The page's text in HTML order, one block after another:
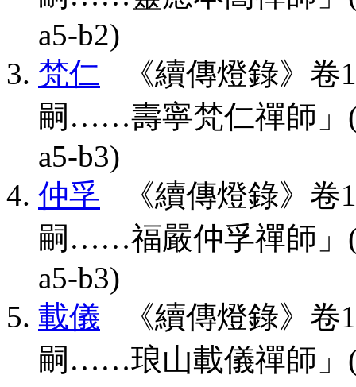
a5-b2)
梵仁 《續傳燈錄》卷
嗣……壽寧梵仁禪師」
a5-b3)
仲孚 《續傳燈錄》卷
嗣……福嚴仲孚禪師」
a5-b3)
載儀 《續傳燈錄》卷
嗣……琅山載儀禪師」